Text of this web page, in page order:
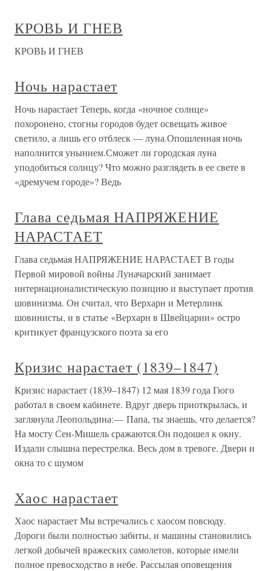
КРОВЬ И ГНЕВ
КРОВЬ И ГНЕВ
Ночь нарастает
Ночь нарастает Теперь, когда «ночное солнце»
похоронено, стогны городов будет освещать живое
светило, а лишь его отблеск — луна.Опошленная ночь
наполнится унынием.Сможет ли городская луна
уподобиться солнцу? Что можно разглядеть в ее свете в
«дремучем городе»? Ведь
Глава седьмая НАПРЯЖЕНИЕ
НАРАСТАЕТ
Глава седьмая НАПРЯЖЕНИЕ НАРАСТАЕТ В годы
Первой мировой войны Луначарский занимает
интернационалистическую позицию и выступает против
шовинизма. Он считал, что Верхарн и Метерлинк
шовинисты, и в статье «Верхарн в Швейцарии» остро
критикует французского поэта за его
Кризис нарастает (1839–1847)
Кризис нарастает (1839–1847) 12 мая 1839 года Гюго
работал в своем кабинете. Вдруг дверь приоткрылась, и
заглянула Леопольдина:— Папа, ты знаешь, что делается?
На мосту Сен-Мишель сражаются.Он подошел к окну.
Издали слышна перестрелка. Весь дом в тревоге. Двери и
окна то с шумом
Хаос нарастает
Хаос нарастает Мы встречались с хаосом повсюду.
Дороги были полностью забиты, и машины становились
легкой добычей вражеских самолетов, которые имели
полное превосходство в небе. Рассылая оповещения